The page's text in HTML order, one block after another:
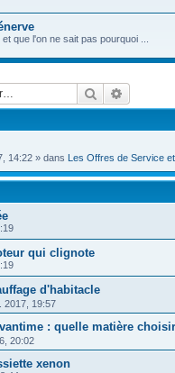
que l'on ne sait pas pourquoi ...
Rechercher
14:22 » dans Les Offres de Service
qui clignote
d'habitacle
2017, 19:57
: quelle matière
20:02
xenon